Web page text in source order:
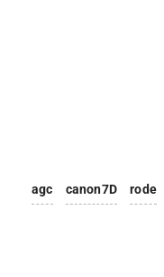
agc canon7D rode